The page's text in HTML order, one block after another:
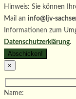
Hinweis: Sie können
Mail an info@ljv-
Informationen zum
Datenschutzerklärung.
×
Name: